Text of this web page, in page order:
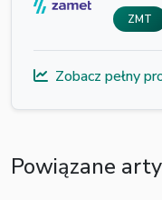
ZMT
Zobacz pełny
Powiązane